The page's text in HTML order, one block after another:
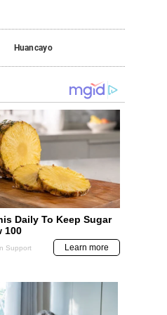
Huancayo